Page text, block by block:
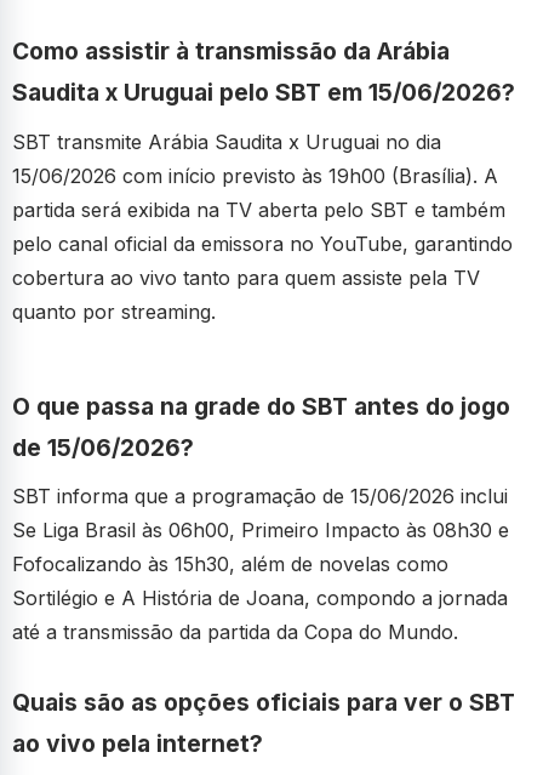
Como assistir à transmissão da Arábia
Saudita x Uruguai pelo SBT em 15/06/2026?
SBT transmite Arábia Saudita x Uruguai no dia
15/06/2026 com início previsto às 19h00 (Brasília). A
partida será exibida na TV aberta pelo SBT e também
pelo canal oficial da emissora no YouTube, garantindo
cobertura ao vivo tanto para quem assiste pela TV
quanto por streaming.
O que passa na grade do SBT antes do jogo
de 15/06/2026?
SBT informa que a programação de 15/06/2026 inclui
Se Liga Brasil às 06h00, Primeiro Impacto às 08h30 e
Fofocalizando às 15h30, além de novelas como
Sortilégio e A História de Joana, compondo a jornada
até a transmissão da partida da Copa do Mundo.
Quais são as opções oficiais para ver o SBT
ao vivo pela internet?